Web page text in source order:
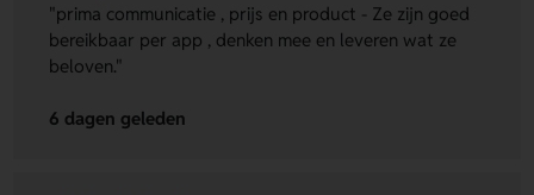
"prima communicatie , prijs en product - Ze zijn goed
bereikbaar per app , denken mee en leveren wat ze
beloven."
6 dagen geleden